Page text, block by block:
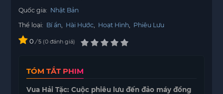
Quốc gia: Nhật Bản
Thể loại: Bí ẩn Hài Hước Hoạt Hình Phiêu Lưu
0 / 5 0 đánh giá
TÓM TẮT PHIM
Vua Hải Tặc: Cuộc phiêu lưu đến đảo máy đồng